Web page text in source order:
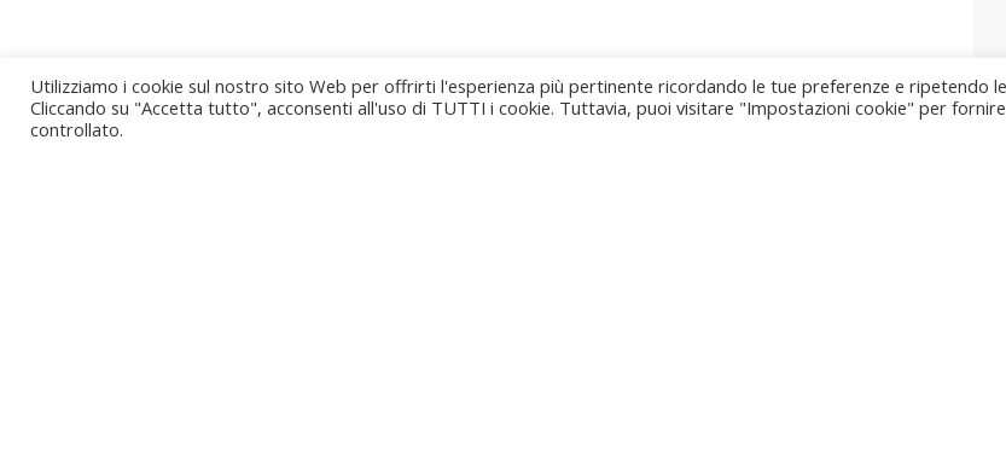
Utilizziamo i cookie sul nostro sito Web per offrirti l'esperienza più pertinente ricordando le tue preferenze e ripetendo
Cliccando su "Accetta tutto", acconsenti all'uso di TUTTI i cookie. Tuttavia, puoi visitare "Impostazioni cookie" per
controllato.